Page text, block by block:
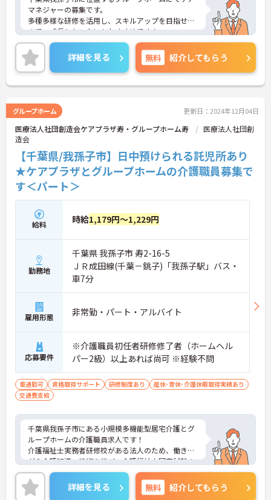
マネジャーの募集です。
多種多様な研修を活用し、スキルアップを目指せる
ので、成長したい方にもおすすめです！
ご興味ある方には、面接対策ポイントなど、さらに
詳細をお話しいたしますのでお気軽にご相談くださ
い！
詳細を見る 無料 紹介してもらう
グループホーム 更新日：2024年12月04日
医療法人社団創造会ケアプラザ寿・グループホーム寿
医療法人社団創
造会
【千葉県/我孫子市】日中預けられる託児所あり
★ケアプラザとグループホームの介護職員募集で
す＜パート＞
給料 時給1,179円～1,229円
勤務地
千葉県 我孫子市 寿2-16-5
ＪＲ成田線(千葉－銚子)「我孫子駅」バス・
車7分
雇用形態 非常勤・パート・アルバイト
応募要件
※介護職員初任者研修修了者（ホームヘル
パー2級）以上あれば尚可 ※経験不問
車通勤可 資格取得サポート 研修制度あり
産休･育休･介護休暇取得実績あり
交通費支給
千葉県我孫子市にある小規模多機能型居宅介護とグ
ループホームの介護職員求人です！
介護福祉士実務者研修校がある法人のため、働きな
がら介護知識・技術を学び、介護福祉士国家試験の
受験資格が得られます。
ご興味ある方には、面接対策ポイントなど、詳細を
お話しいたしますのでお気軽にご相談ください。
詳細を見る 無料 紹介してもらう